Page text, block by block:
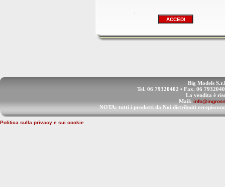
Big Models
Tel. 06 79320402 • Fax. 06
La vendita è
Mail:
NOTA: tutti i prodotti da Noi distribuiti
Politica sulla privacy e sui cookie